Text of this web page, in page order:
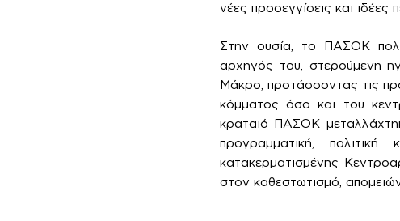
νέες προσεγγίσεις και ιδέες
Στην ουσία, το ΠΑΣΟΚ
αρχηγός του, στερούμενη
Μάκρο, προτάσσοντας τις
κόμματος όσο και του
κραταιό ΠΑΣΟΚ
προγραμματική,
κατακερματισμένης
στον καθεστωτισμό,